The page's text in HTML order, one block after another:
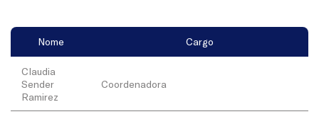
Nome Cargo
Claudia
Sender
Ramirez
Coordenadora